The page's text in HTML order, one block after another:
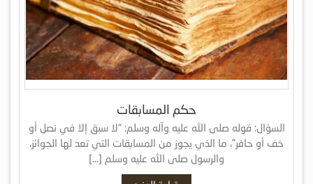
حكم المسابقات
السؤال: قوله صلى الله عليه وآله وسلم: “لا سبق إلا في نصل أو
خف أو حافر”، ما الذي يجوز من المسابقات التي تعد لها الجوائز،
والرسول صلى الله عليه وسلم […]